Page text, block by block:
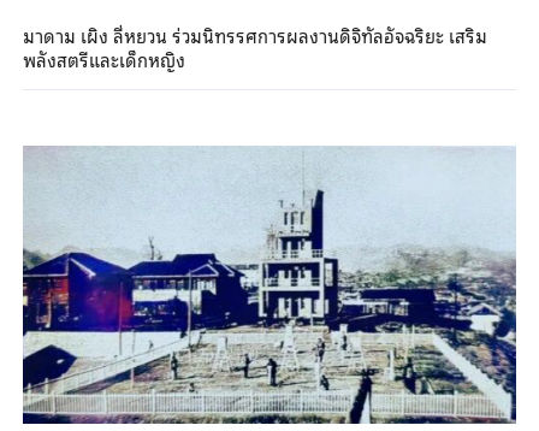
มาดาม เผิง ลี่หยวน ร่วมนิทรรศการผลงานดิจิทัลอัจฉริยะ เสริม
พลังสตรีและเด็กหญิง